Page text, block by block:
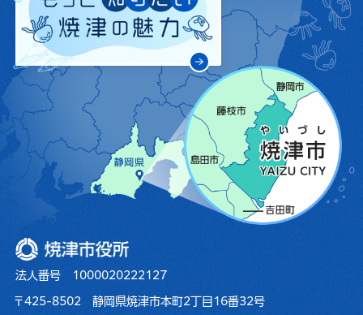
焼津市役所
法人番号 1000020222127
〒425-8502 静岡県焼津市本町2丁目16番32号